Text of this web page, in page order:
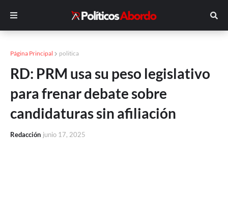
Página Principal politica
RD: PRM usa su peso legislativo
para frenar debate sobre
candidaturas sin afiliación
Redacción junio 17, 2025